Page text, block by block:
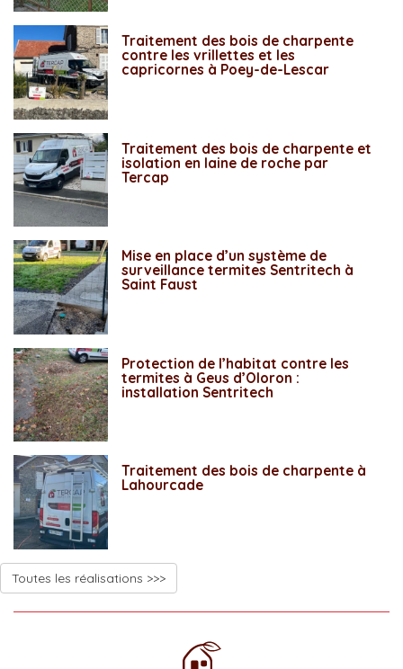
Traitement des bois de charpente
contre les vrillettes et les
capricornes à Poey-de-Lescar
Traitement des bois de charpente et
isolation en laine de roche par
Tercap
Mise en place d’un système de
surveillance termites Sentritech à
Saint Faust
Protection de l’habitat contre les
termites à Geus d’Oloron :
installation Sentritech
Traitement des bois de charpente à
Lahourcade
Toutes les réalisations >>>